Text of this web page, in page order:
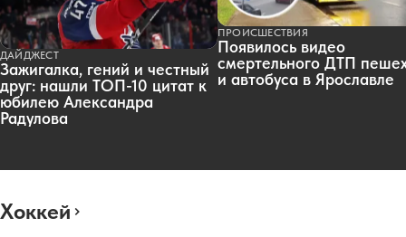
ДАЙДЖЕСТ
Зажигалка, гений и честный
друг: нашли ТОП-10 цитат к
юбилею Александра
Радулова
ПРОИСШЕСТВИЯ
Появилось видео
смертельного ДТП
и автобуса в Ярославле
Хоккей